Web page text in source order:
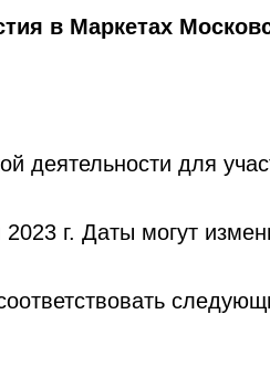
в Маркетах
деятельности для
г. Даты могут